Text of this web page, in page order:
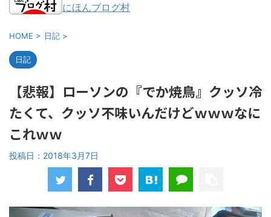
にほんブログ村
HOME > 日記 >
日記
【悲報】ローソンの『でか焼鳥』クッソ冷
たくて、クッソ不味いんだけどｗｗｗなに
これｗｗ
投稿日： 2018年3月7日